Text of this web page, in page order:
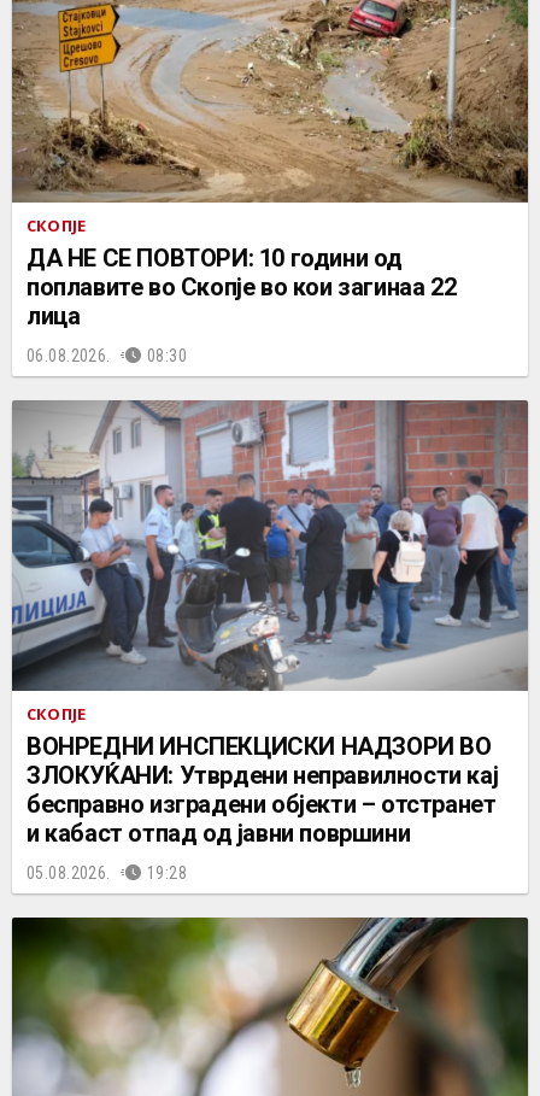
СКОПЈЕ
ДА НЕ СЕ ПОВТОРИ: 10 години од
поплавите во Скопје во кои загинаа 22
лица
06.08.2026. 08:30
СКОПЈЕ
ВОНРЕДНИ ИНСПЕКЦИСКИ НАДЗОРИ ВО
ЗЛОКУЌАНИ: Утврдени неправилности кај
бесправно изградени објекти – отстранет
и кабаст отпад од јавни површини
05.08.2026. 19:28